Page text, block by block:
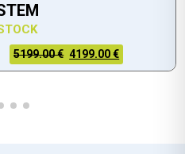
5199.00 € 4199.00 €